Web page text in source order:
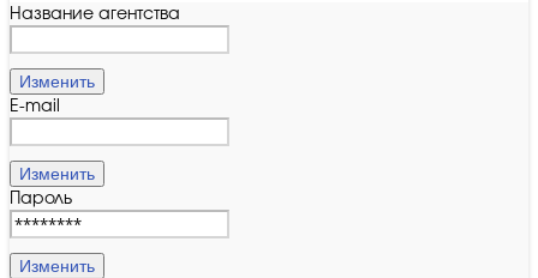
Название агентства
Изменить
E-mail
Изменить
Пароль
Изменить